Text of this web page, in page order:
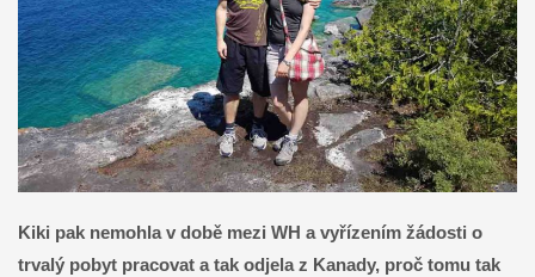
Kiki pak nemohla v době mezi WH a vyřízením žádosti o
trvalý pobyt pracovat a tak odjela z Kanady, proč tomu tak